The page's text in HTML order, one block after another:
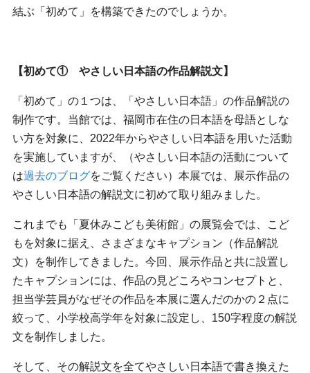
結ぶ「初めて」を構築できたのでしょうか。
【初めて① やさしい日本語の作品解説文】
「初めて」の１つは、「やさしい日本語」の作品解説の
制作です。当館では、福岡市在住の日本語を母語としな
い方を対象に、2022年からやさしい日本語を用いた活動
を実施していますが、（やさしい日本語の活動について
は過去のブログをご覧ください）本展では、展示作品の
やさしい日本語の解説文に初めて取り組みました。
これまでも「夏休みこども美術館」の展覧会では、こど
もを対象に据え、さまざまなキャプション（作品解説
文）を制作してきました。今回、展示作品と共に設置し
たキャプションには、作品の見どころやコンセプトと、
担当学芸員がなぜその作品を本展に選んだのかの２点に
絞って、小学校高学年を対象に設定し、150字程度の解説
文を制作しました。
そして、その解説文を全てやさしい日本語で書き換えた